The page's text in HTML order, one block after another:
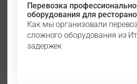
Перевозка
оборудования для
Как мы организовали
сложного оборудования из
задержек